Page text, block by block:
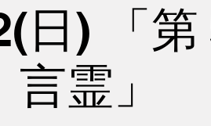
日) 「第
霊」